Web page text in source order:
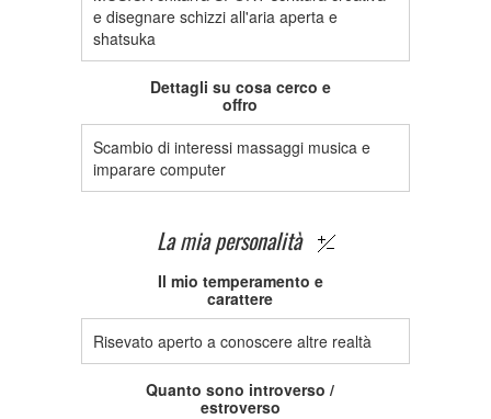
e disegnare schizzi all'aria aperta e
shatsuka
Dettagli su cosa cerco e
offro
Scambio di interessi massaggi musica e
imparare computer
La mia personalità
Il mio temperamento e
carattere
Risevato aperto a conoscere altre realtà
Quanto sono introverso /
estroverso